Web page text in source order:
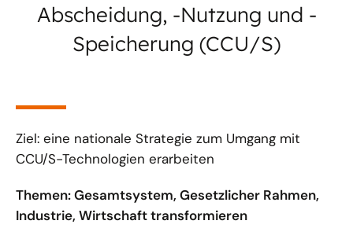
Abscheidung, -Nutzung und -
Speicherung (CCU/S)
Ziel: eine nationale Strategie zum Umgang mit
CCU/S-Technologien erarbeiten
Themen: Gesamtsystem, Gesetzlicher Rahmen,
Industrie, Wirtschaft transformieren